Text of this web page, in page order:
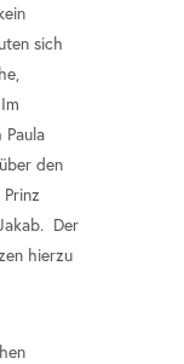
sich
den
Der
hierzu